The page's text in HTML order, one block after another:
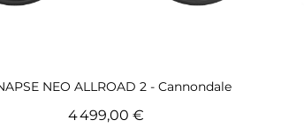
Aperçu rapide
NEO ALLROAD 2 - Cannondale
4 499,00 €